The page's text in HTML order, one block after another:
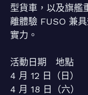
型貨車，以及旗
離體驗 FUSO 兼
實力。
活動日期 地點
4 月 12 日（日
4 月 18 日（六